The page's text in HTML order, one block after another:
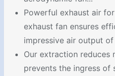
Powerful exhaust air
exhaust fan ensures
impressive air output
Our extraction reduces
prevents the ingress of